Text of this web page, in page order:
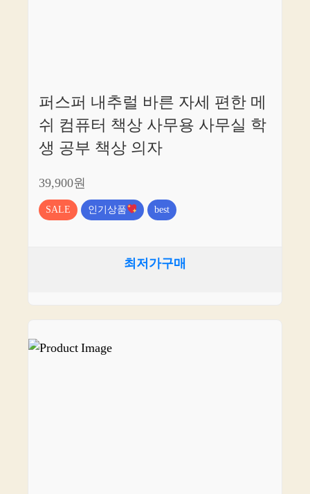
퍼스퍼 내추럴 바른 자세 편한 메
쉬 컴퓨터 책상 사무용 사무실 학
생 공부 책상 의자
39,900원
SALE 인기상품 best
최저가구매